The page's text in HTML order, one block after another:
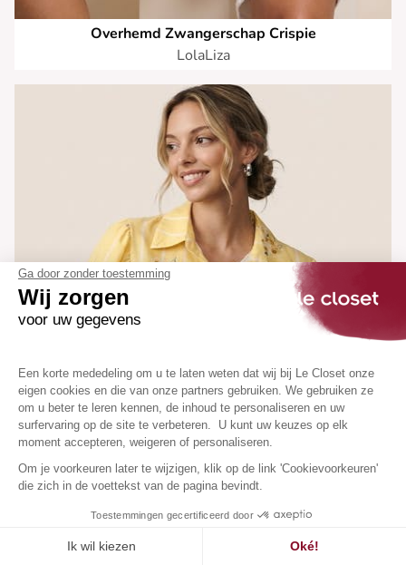
Ga door zonder toestemming
Wij zorgen
voor uw gegevens
Een korte mededeling om u te laten weten dat wij bij Le Closet onze
eigen cookies en die van onze partners gebruiken. We gebruiken ze
om u beter te leren kennen, de inhoud te personaliseren en uw
surfervaring op de site te verbeteren. U kunt uw keuzes op elk
moment accepteren, weigeren of personaliseren.
Om je voorkeuren later te wijzigen, klik op de link 'Cookievoorkeuren'
die zich in de voettekst van de pagina bevindt.
Toestemmingen gecertificeerd door
Ik wil kiezen Oké!
Overhemd Zwangerschap Crispie
LolaLiza